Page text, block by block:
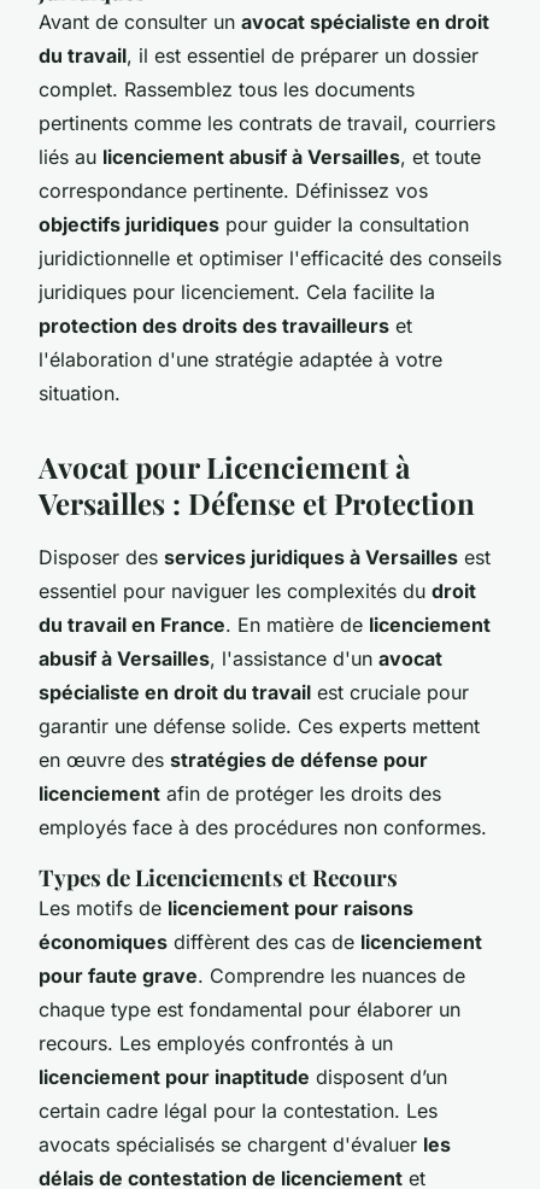
Avant de consulter un avocat spécialiste en droit
du travail, il est essentiel de préparer un dossier
complet. Rassemblez tous les documents
pertinents comme les contrats de travail, courriers
liés au licenciement abusif à Versailles, et toute
correspondance pertinente. Définissez vos
objectifs juridiques pour guider la consultation
juridictionnelle et optimiser l'efficacité des conseils
juridiques pour licenciement. Cela facilite la
protection des droits des travailleurs et
l'élaboration d'une stratégie adaptée à votre
situation.
Avocat pour Licenciement à
Versailles : Défense et Protection
Disposer des services juridiques à Versailles est
essentiel pour naviguer les complexités du droit
du travail en France. En matière de licenciement
abusif à Versailles, l'assistance d'un avocat
spécialiste en droit du travail est cruciale pour
garantir une défense solide. Ces experts mettent
en œuvre des stratégies de défense pour
licenciement afin de protéger les droits des
employés face à des procédures non conformes.
Types de Licenciements et Recours
Les motifs de licenciement pour raisons
économiques diffèrent des cas de licenciement
pour faute grave. Comprendre les nuances de
chaque type est fondamental pour élaborer un
recours. Les employés confrontés à un
licenciement pour inaptitude disposent d’un
certain cadre légal pour la contestation. Les
avocats spécialisés se chargent d'évaluer les
délais de contestation de licenciement et